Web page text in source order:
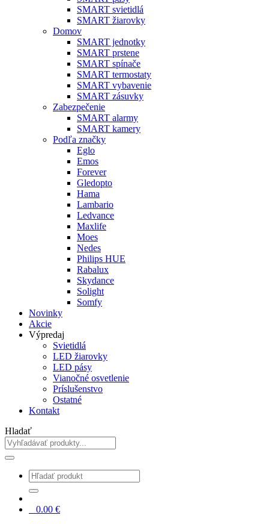
SMART svietidlá
SMART žiarovky
Domov
SMART jednotky
SMART prstene
SMART spínače
SMART termostaty
SMART vybavenie
SMART zásuvky
Zabezpečenie
SMART alarmy
SMART kamery
Podľa značky
Eglo
Emos
Forever
Gledopto
Hama
Lambario
Ledvance
Maxlife
Moes
Nedes
Philips HUE
Rabalux
Skydance
Solight
Somfy
Novinky
Akcie
Výpredaj
Svietidlá
LED žiarovky
LED pásy
Vianočné osvetlenie
Príslušenstvo
Ostatné
Kontakt
Hladať
0.00 €